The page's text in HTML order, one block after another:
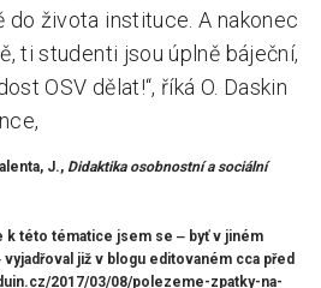
života instituce. A nakonec
ti studenti jsou úplně báječní,
OSV dělat!“, říká O. Daskin
J., Didaktika osobnostní a sociální
k této tématice jsem se ‒ byť v jiném
již v blogu editovaném cca před
2017/03/08/polezeme-zpatky-na-